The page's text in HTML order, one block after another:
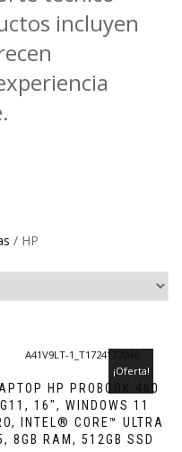
incluyen
/ HP
HP PROBOOK 460
G11, 16″, WINDOWS 11
INTEL® CORE™ ULTRA
8GB RAM, 512GB SSD
¡Oferta!